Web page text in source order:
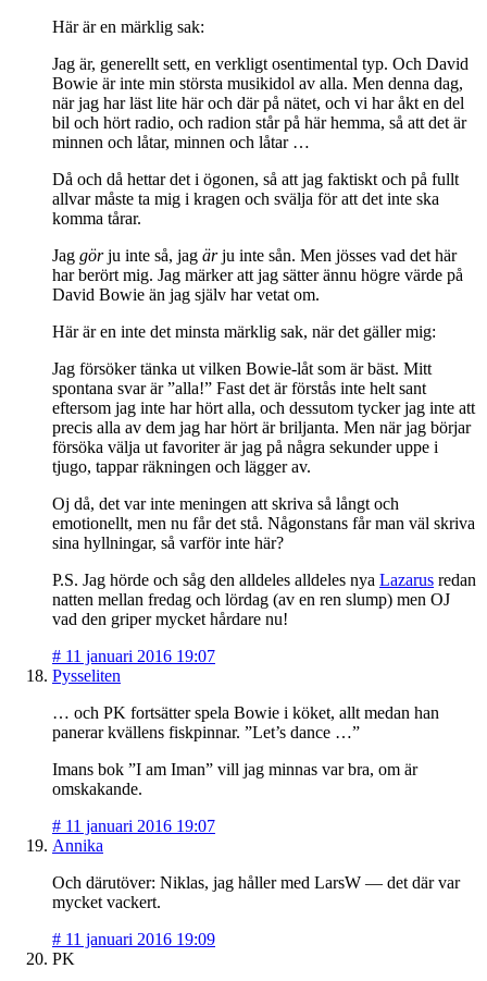
Här är en märklig sak:
Jag är, generellt sett, en verkligt osentimental typ. Och David
Bowie är inte min största musikidol av alla. Men denna dag,
när jag har läst lite här och där på nätet, och vi har åkt en del
bil och hört radio, och radion står på här hemma, så att det är
minnen och låtar, minnen och låtar …
Då och då hettar det i ögonen, så att jag faktiskt och på fullt
allvar måste ta mig i kragen och svälja för att det inte ska
komma tårar.
Jag görju inte så, jag ärju inte sån. Men jösses vad det här
har berört mig. Jag märker att jag sätter ännu högre värde på
David Bowie än jag själv har vetat om.
Här är en inte det minsta märklig sak, när det gäller mig:
Jag försöker tänka ut vilken Bowie-låt som är bäst. Mitt
spontana svar är ”alla!” Fast det är förstås inte helt sant
eftersom jag inte har hört alla, och dessutom tycker jag inte att
precis alla av dem jag har hört är briljanta. Men när jag börjar
försöka välja ut favoriter är jag på några sekunder uppe i
tjugo, tappar räkningen och lägger av.
Oj då, det var inte meningen att skriva så långt och
emotionellt, men nu får det stå. Någonstans får man väl skriva
sina hyllningar, så varför inte här?
P.S. Jag hörde och såg den alldeles alldeles nya Lazarus redan
natten mellan fredag och lördag (av en ren slump) men OJ
vad den griper mycket hårdare nu!
# 11 januari 2016 19:07
Pysseliten
… och PK fortsätter spela Bowie i köket, allt medan han
panerar kvällens fiskpinnar. ”Let’s dance …”
Imans bok ”I am Iman” vill jag minnas var bra, om är
omskakande.
# 11 januari 2016 19:07
Annika
Och därutöver: Niklas, jag håller med LarsW — det där var
mycket vackert.
# 11 januari 2016 19:09
PK